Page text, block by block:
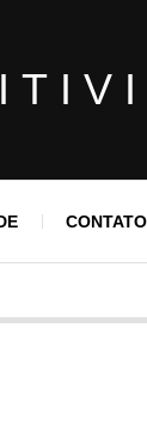
CONTATO